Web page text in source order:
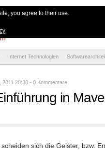
Internet Technologien
2011 20:30 - 0 Kommentare
in
sich die Geister, bzw.
you agree to their use.